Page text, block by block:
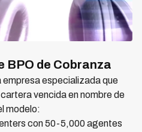
BPO de Cobranza
empresa especializada que
vencida en nombre de
modelo:
con 50-5,000 agentes